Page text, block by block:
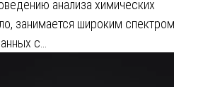
анализа химических
занимается широким спектром
с…